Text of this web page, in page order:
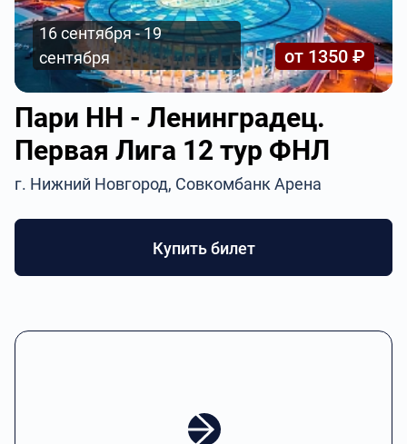
16 сентября - 19
сентября
от 1350 ₽
Пари НН - Ленинградец.
Первая Лига 12 тур ФНЛ
г. Нижний Новгород, Совкомбанк Арена
Купить билет